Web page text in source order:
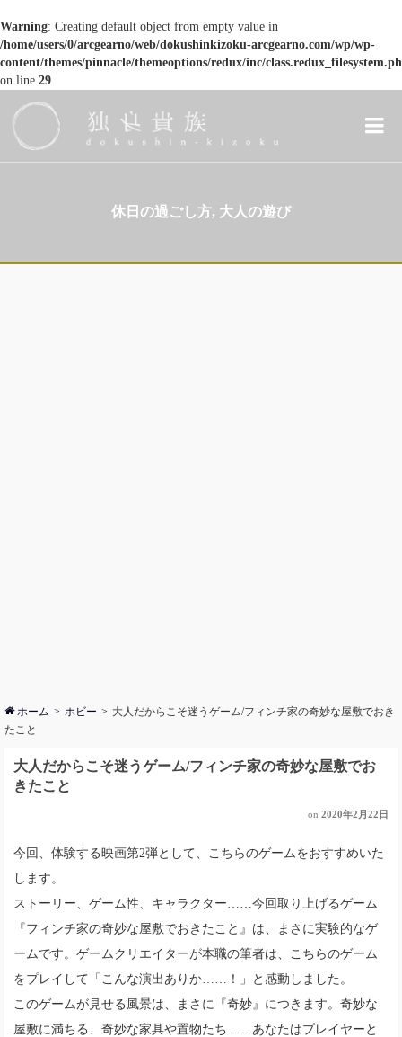
Warning: Creating default object from empty value in
/home/users/0/arcgearno/web/dokushinkizoku-arcgearno.com/wp/wp-
content/themes/pinnacle/themeoptions/redux/inc/
on line 29
休日の過ごし方, 大人の遊び
ホーム ホビー
大人だからこそ迷うゲーム/フィンチ家の奇妙な屋敷でおき
たこと
大人だからこそ迷うゲーム/フィンチ家の奇妙な屋敷でお
きたこと
on 2020年2月22日
今回、体験する映画第2弾として、こちらのゲームをおすすめいた
します。
ストーリー、ゲーム性、キャラクター……今回取り上げるゲーム
『フィンチ家の奇妙な屋敷でおきたこと』は、まさに実験的なゲ
ームです。ゲームクリエイターが本職の筆者は、こちらのゲーム
をプレイして「こんな演出ありか……！」と感動しました。
このゲームが見せる風景は、まさに『奇妙』につきます。奇妙な
屋敷に満ちる、奇妙な家具や置物たち……あなたはプレイヤーと